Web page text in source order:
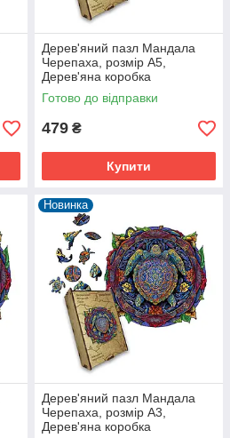
Дерев'яний пазл Мандала
Черепаха, розмір А5,
Дерев'яна коробка
Готово до відправки
479 ₴
Купити
Новинка
Дерев'яний пазл Мандала
Черепаха, розмір А3,
Дерев'яна коробка